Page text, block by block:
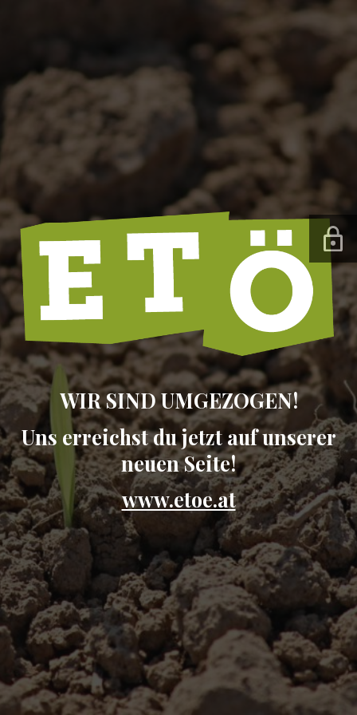
WIR SIND UMGEZOGEN!
Uns erreichst du jetzt auf unserer
neuen Seite!
www.etoe.at